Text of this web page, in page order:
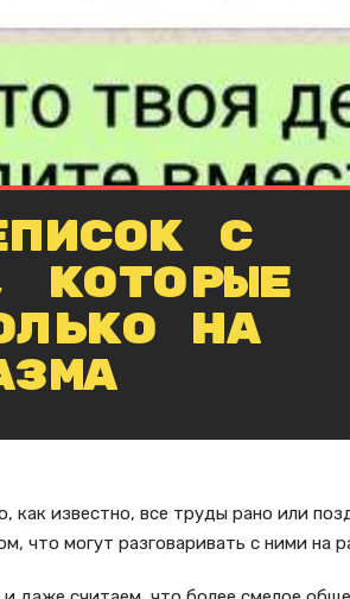
с
которые
на
известно, все труды рано или
что могут разговаривать с ними на